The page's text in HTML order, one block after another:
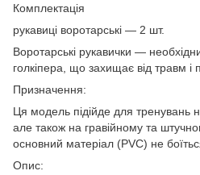
Комплектація
рукавиці воротарські — 2 шт.
Воротарські рукавички —
голкіпера, що захищає від травм і
Призначення:
Ця модель підійде для тренувань
але також на гравійному та
основний матеріал (PVC) не
Опис: